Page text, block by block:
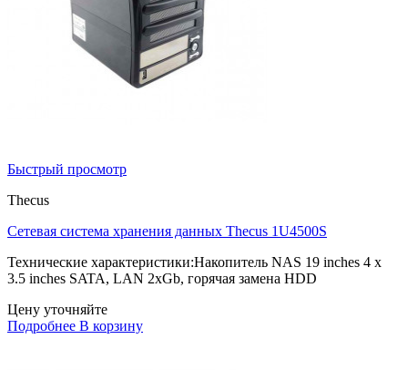
Быстрый просмотр
Thecus
Сетевая система хранения данных Thecus 1U4500S
Технические характеристики:Накопитель NAS 19 inches 4 x
3.5 inches SATA, LAN 2xGb, горячая замена HDD
Цену уточняйте
Подробнее В корзину